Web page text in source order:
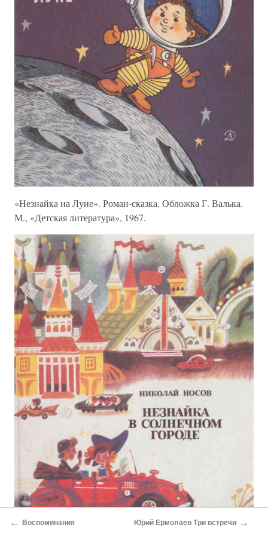
«Незнайка на Луне». Роман-сказка. Обложка Г. Валька.
М., «Детская литература», 1967.
← Воспоминания Юрий Ермолаев Три встречи →